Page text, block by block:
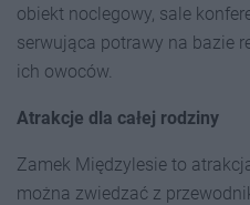
obiekt noclegowy, sale
serwująca potrawy na bazie
ich owoców.
Atrakcje dla całej rodziny
Zamek Międzylesie to
można zwiedzać z